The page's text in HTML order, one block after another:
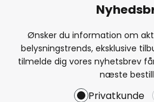
Ønsker du information om
belysningstrends, eksklusive
tilmelde dig vores nyhetsbrev
næste
Privatkunde